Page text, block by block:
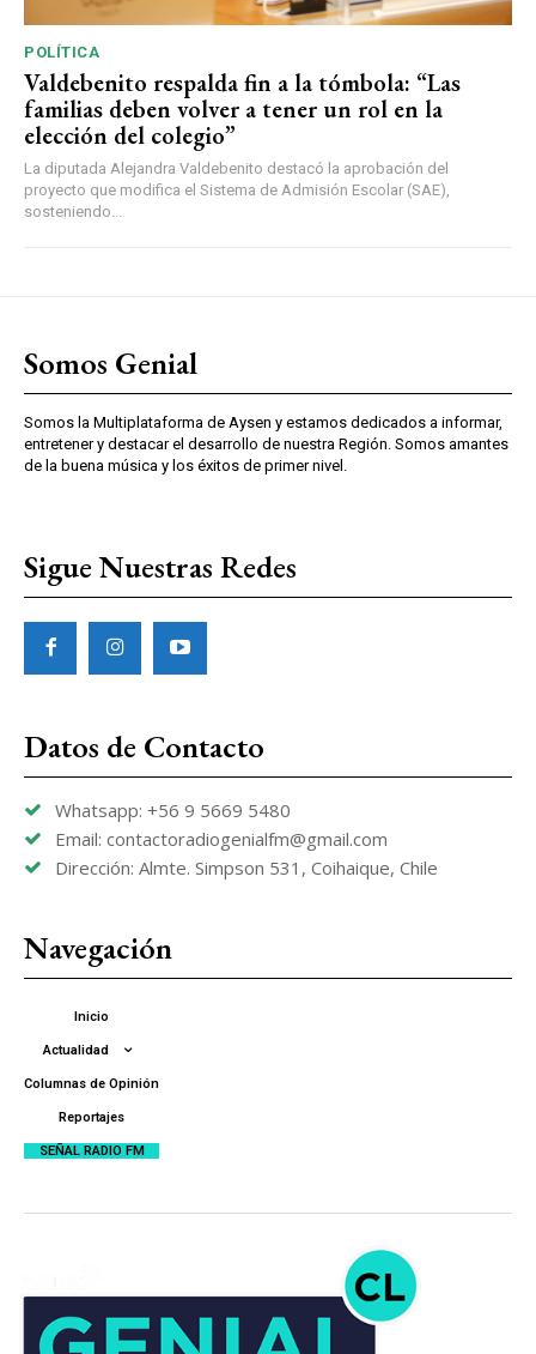
POLÍTICA
Valdebenito respalda fin a la tómbola: “Las
familias deben volver a tener un rol en la
elección del colegio”
La diputada Alejandra Valdebenito destacó la aprobación del
proyecto que modifica el Sistema de Admisión Escolar (SAE),
sosteniendo...
Somos Genial
Somos la Multiplataforma de Aysen y estamos dedicados a informar,
entretener y destacar el desarrollo de nuestra Región. Somos amantes
de la buena música y los éxitos de primer nivel.
Sigue Nuestras Redes
Datos de Contacto
Whatsapp: +56 9 5669 5480
Email: contactoradiogenialfm@gmail.com
Dirección: Almte. Simpson 531, Coihaique, Chile
Navegación
Inicio
Actualidad
Columnas de Opinión
Reportajes
SEÑAL RADIO FM